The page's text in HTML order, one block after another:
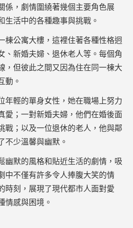
係，劇情圍繞著幾個主要角色展
生活中的各種趣事與挑戰。
棟公寓大樓，這裡住著各種性格迥
、新婚夫婦、退休老人等。每個角
，但彼此之間又因為住在同一棟大
動。
年輕的單身女性，她在職場上努力
愛；一對新婚夫婦，他們在婚後面
戰；以及一位退休的老人，他與鄰
不少溫馨與幽默。
幽默的風格和貼近生活的劇情，吸
中不僅有許多令人捧腹大笑的情
時刻，展現了現代都市人面對愛
情感與困境。